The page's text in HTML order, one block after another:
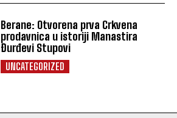
Berane: Otvorena prva Crkvena
prodavnica u istoriji Manastira
Đurđevi Stupovi
UNCATEGORIZED